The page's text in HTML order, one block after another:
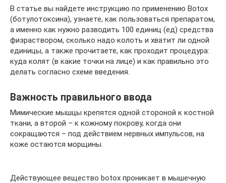
В статье вы найдете инструкцию по применению Botox
(ботулотоксина), узнаете, как пользоваться препаратом,
а именно как нужно разводить 100 единиц (ед) средства
физраствором, сколько надо колоть и хватит ли одной
единицы, а также прочитаете, как проходит процедура:
куда колят (в какие точки на лице) и как правильно это
делать согласно схеме введения.
Важность правильного ввода
Мимические мышцы крепятся одной стороной к костной
ткани, а второй – к кожному покрову, когда они
сокращаются – под действием нервных импульсов, на
коже остаются морщины.
Действующее вещество botox проникает в мышечную